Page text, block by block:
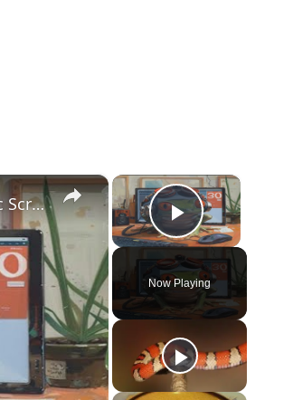
×
Play Video
Now Playing
×
Etude de cas : un audit SEO technique express avec Screaming Frog.